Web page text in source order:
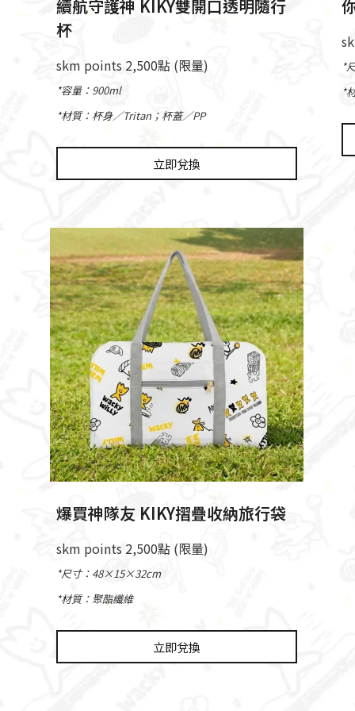
續航守護神 KIKY雙開口透明隨行
杯
skm points 2,500點 (限量)
*容量：900ml
*材質：杯身／Tritan；杯蓋／PP
立即兌換
*
*
爆買神隊友 KIKY摺疊收納旅行袋
skm points 2,500點 (限量)
*尺寸：48×15×32cm
*材質：聚酯纖維
立即兌換